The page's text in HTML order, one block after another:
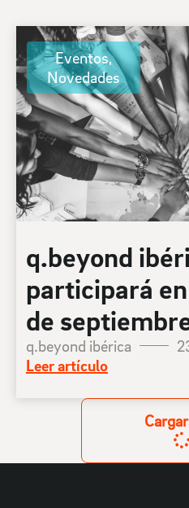
Eventos,
Novedades
q.beyond
participará
de
q.beyond ibérica
Leer artículo